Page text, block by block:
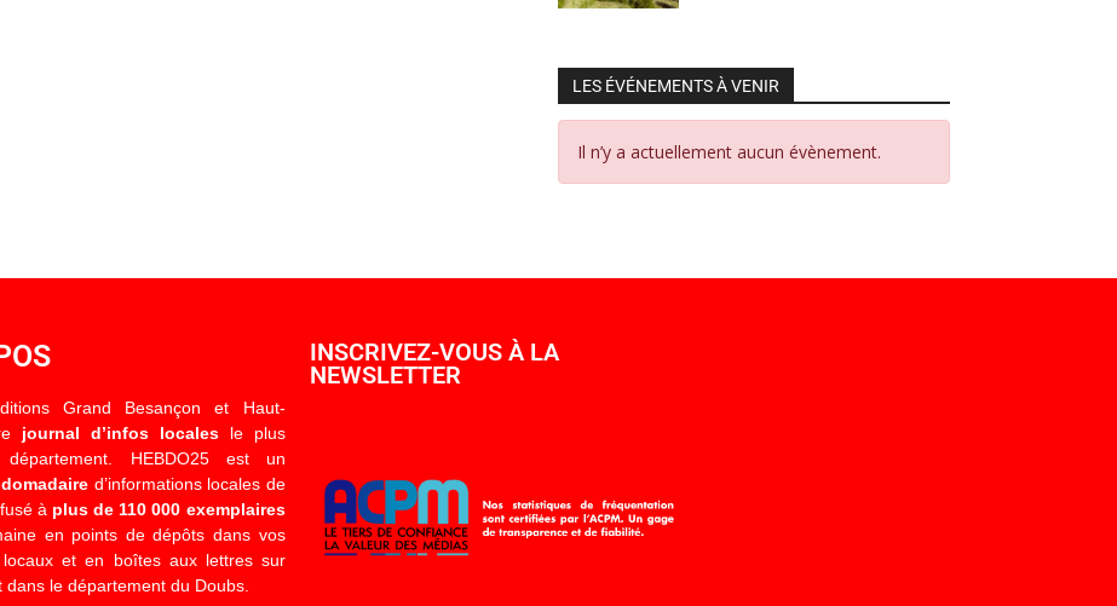
LES ÉVÉNEMENTS À VENIR
Il n’y a actuellement aucun évènement.
Grand Besançon et Haut-
journal d’infos localesle plus
HEBDO25 est un
d’informations locales de
à plus de 110 000 exemplaires
en points de dépôts dans vos
locaux et en boîtes aux lettres sur
dans le département du Doubs.
INSCRIVEZ-VOUS À LA
NEWSLETTER